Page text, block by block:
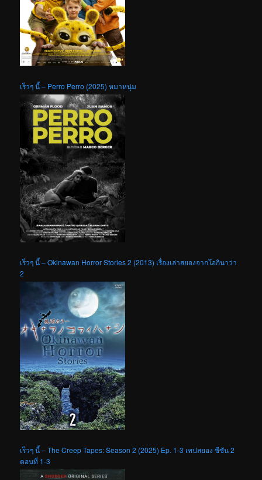
เร็วๆ นี้ – Perro Perro (2025) หมาหนุ่ม
เร็วๆ นี้ – Okinawan Horror Stories 2 (2013) เรื่องเล่าสยองจากโอกินาว่า
2
เร็วๆ นี้ – The Creep Tapes: Season 2 (2025) Ep. 1-3 เทปสยอง ซีซัน 2
ตอนที่ 1-3